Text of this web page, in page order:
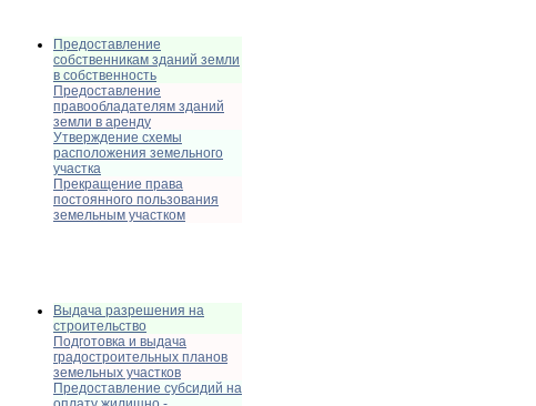
Предоставление
собственникам зданий земли
в собственность
Предоставление
правообладателям зданий
земли в аренду
Утверждение схемы
расположения земельного
участка
Прекращение права
постоянного пользования
земельным участком
Выдача разрешения на
строительство
Подготовка и выдача
градостроительных планов
земельных участков
Предоставление субсидий на